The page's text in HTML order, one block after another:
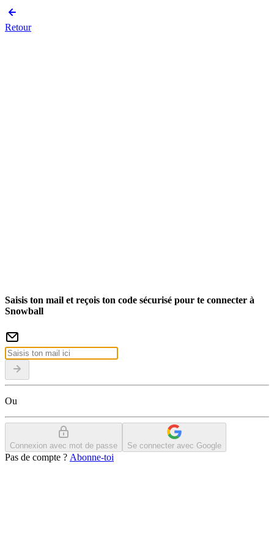
Retour
Saisis ton mail et reçois ton code sécurisé pour te connecter à
Snowball
Ou
Connexion avec mot de passe Se connecter avec Google
Pas de compte ? Abonne-toi